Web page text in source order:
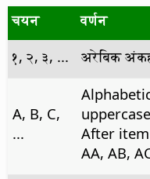
चयन
वर्णन
१, २, ३, ...
अरेबिक
A, B, C,
...
After
AA, AB,